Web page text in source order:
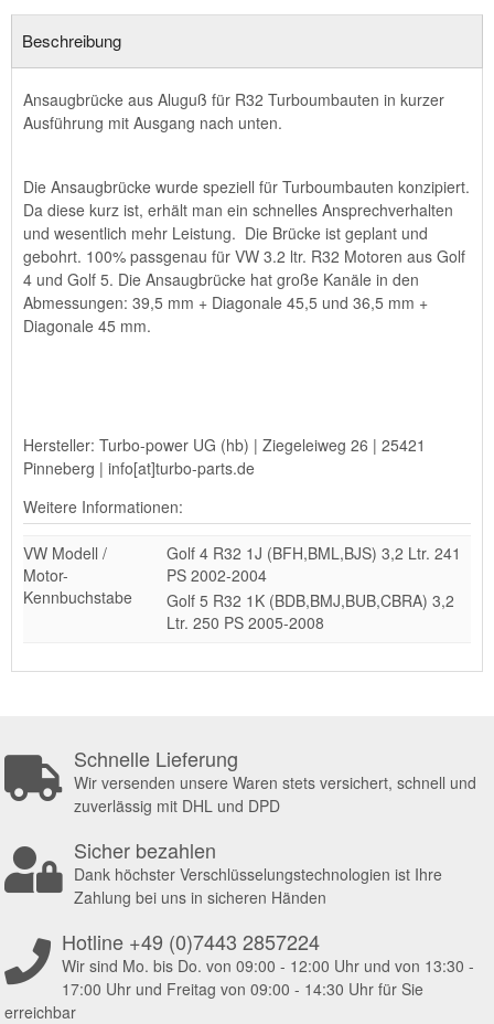
Beschreibung
Ansaugbrücke aus Aluguß für R32 Turboumbauten in kurzer
Ausführung mit Ausgang nach unten.
Die Ansaugbrücke wurde speziell für Turboumbauten konzipiert.
Da diese kurz ist, erhält man ein schnelles Ansprechverhalten
und wesentlich mehr Leistung. Die Brücke ist geplant und
gebohrt. 100% passgenau für VW 3.2 ltr. R32 Motoren aus Golf
4 und Golf 5. Die Ansaugbrücke hat große Kanäle in den
Abmessungen: 39,5 mm + Diagonale 45,5 und 36,5 mm +
Diagonale 45 mm.
Hersteller: Turbo-power UG (hb) | Ziegeleiweg 26 | 25421
Pinneberg | info[at]turbo-parts.de
Weitere Informationen:
VW Modell /
Motor-
Kennbuchstabe
Golf 4 R32 1J (BFH,BML,BJS) 3,2 Ltr. 241
PS 2002-2004
Golf 5 R32 1K (BDB,BMJ,BUB,CBRA) 3,2
Ltr. 250 PS 2005-2008
Schnelle Lieferung
Wir versenden unsere Waren stets versichert, schnell und
zuverlässig mit DHL und DPD
Sicher bezahlen
Dank höchster Verschlüsselungstechnologien ist Ihre
Zahlung bei uns in sicheren Händen
Hotline +49 (0)7443 2857224
Wir sind Mo. bis Do. von 09:00 - 12:00 Uhr und von 13:30 -
17:00 Uhr und Freitag von 09:00 - 14:30 Uhr für Sie
erreichbar